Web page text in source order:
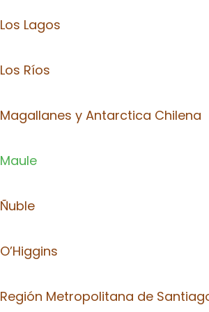
Los Lagos
Los Ríos
Magallanes y Antarctica Chilena
Maule
Ñuble
O’Higgins
Región Metropolitana de